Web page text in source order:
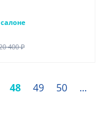
салоне
400 ₽
48 49 50 ...